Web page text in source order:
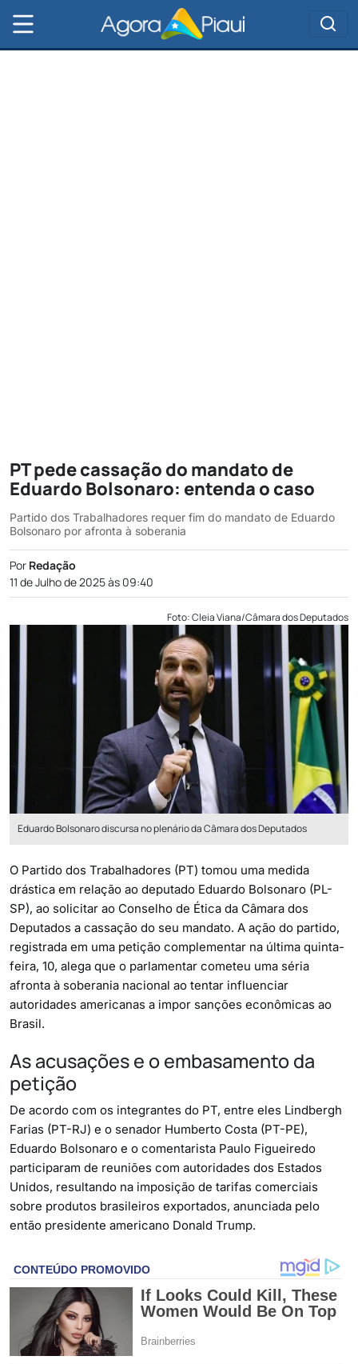
PT pede cassação do mandato de
Eduardo Bolsonaro: entenda o caso
Partido dos Trabalhadores requer fim do mandato de Eduardo
Bolsonaro por afronta à soberania
Por Redação
11 de Julho de 2025 às 09:40
Foto: Cleia Viana/Câmara dos Deputados
Eduardo Bolsonaro discursa no plenário da Câmara dos Deputados
O Partido dos Trabalhadores (PT) tomou uma medida
drástica em relação ao deputado Eduardo Bolsonaro (PL-
SP), ao solicitar ao Conselho de Ética da Câmara dos
Deputados a cassação do seu mandato. A ação do partido,
registrada em uma petição complementar na última quinta-
feira, 10, alega que o parlamentar cometeu uma séria
afronta à soberania nacional ao tentar influenciar
autoridades americanas a impor sanções econômicas ao
Brasil.
As acusações e o embasamento da
petição
De acordo com os integrantes do PT, entre eles Lindbergh
Farias (PT-RJ) e o senador Humberto Costa (PT-PE),
Eduardo Bolsonaro e o comentarista Paulo Figueiredo
participaram de reuniões com autoridades dos Estados
Unidos, resultando na imposição de tarifas comerciais
sobre produtos brasileiros exportados, anunciada pelo
então presidente americano Donald Trump.